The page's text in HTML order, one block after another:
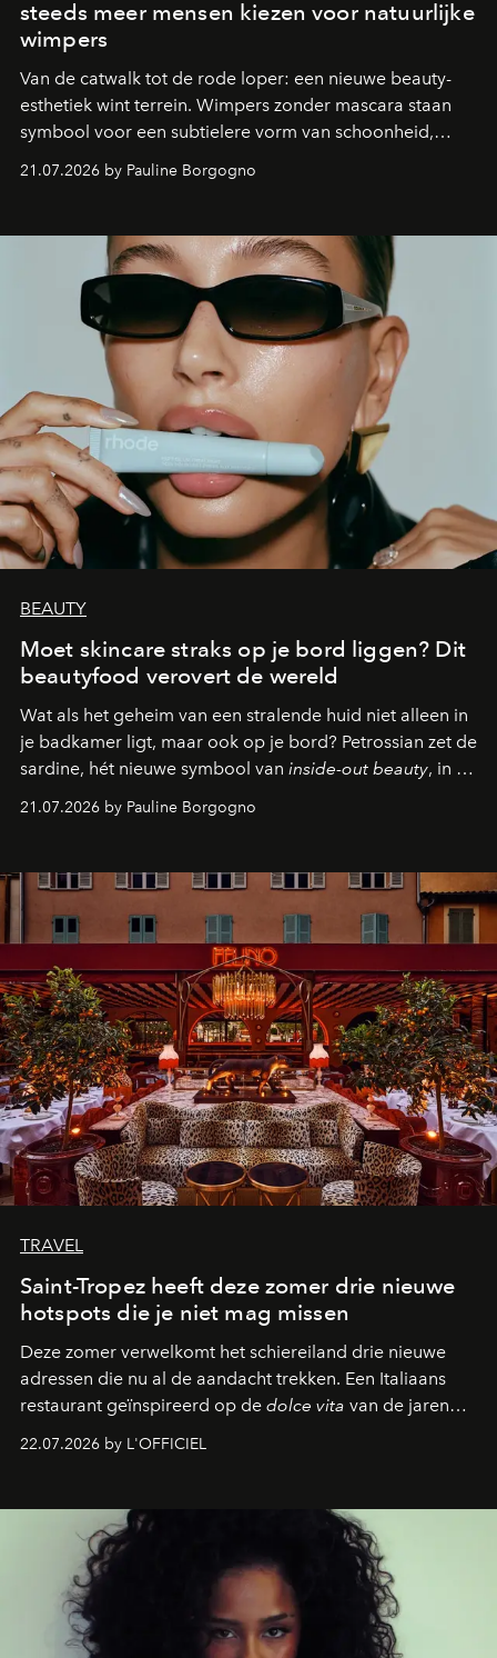
steeds meer mensen kiezen voor natuurlijke
wimpers
Van de catwalk tot de rode loper: een nieuwe beauty-
esthetiek wint terrein. Wimpers zonder mascara staan
symbool voor een subtielere vorm van schoonheid,
waarin zelfvertrouwen belangrijker is dan een overvloed
aan make-up.
21.07.2026 by Pauline Borgogno
BEAUTY
Moet skincare straks op je bord liggen? Dit
beautyfood verovert de wereld
Wat als het geheim van een stralende huid niet alleen in
je badkamer ligt, maar ook op je bord? Petrossian zet de
sardine, hét nieuwe symbool van inside-out beauty, in de
kijker met twee gastronomische creaties.
21.07.2026 by Pauline Borgogno
TRAVEL
Saint-Tropez heeft deze zomer drie nieuwe
hotspots die je niet mag missen
Deze zomer verwelkomt het schiereiland drie nieuwe
adressen die nu al de aandacht trekken. Een Italiaans
restaurant geïnspireerd op de dolce vita van de jaren
zestig, een Japanse hotspot die na zonsondergang
verandert in een bruisende ontmoetingsplek en de
neerstrijkt in Saint-Tropez. Dit zijn de nieuwe adressen
die deze zomer de toon zetten, van lange lunches tot
zwoele nachten.
22.07.2026 by L'OFFICIEL